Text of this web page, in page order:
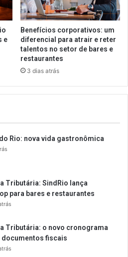
e
Benefícios corporativos: um
diferencial para atrair e reter
talentos no setor de bares e
restaurantes
3 dias atrás
Rio: nova vida gastronômica
Tributária: SindRio lança
para bares e restaurantes
Tributária: o novo cronograma
documentos fiscais